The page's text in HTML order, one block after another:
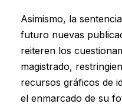
Asimismo, la
futuro nuevas
reiteren los
magistrado,
recursos gráficos de
el enmarcado de su